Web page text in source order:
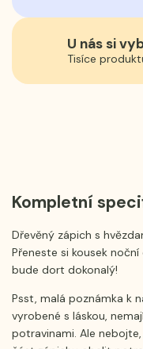
U nás si
Tisíce
Kompletní
Dřevěný zápich s
Přeneste si kousek
bude dort dokonalý!
Psst, malá poznámka k
vyrobené s láskou,
potravinami. Ale